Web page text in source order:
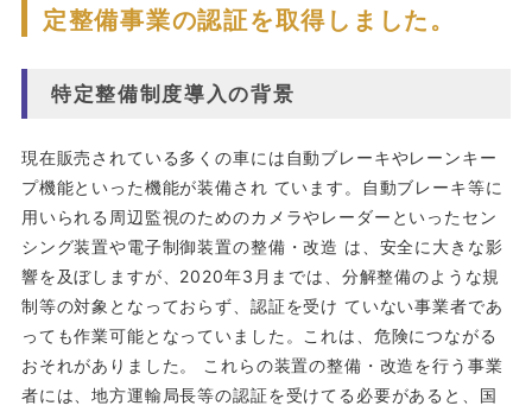
定整備事業の認証を取得しました。
特定整備制度導入の背景
現在販売されている多くの車には自動ブレーキやレーンキー
プ機能といった機能が装備され ています。自動ブレーキ等に
用いられる周辺監視のためのカメラやレーダーといったセン
シング装置や電子制御装置の整備・改造 は、安全に大きな影
響を及ぼしますが、2020年3月までは、分解整備のような規
制等の対象となっておらず、認証を受け ていない事業者であ
っても作業可能となっていました。これは、危険につながる
おそれがありました。 これらの装置の整備・改造を行う事業
者には、地方運輸局長等の認証を受けてる必要があると、国